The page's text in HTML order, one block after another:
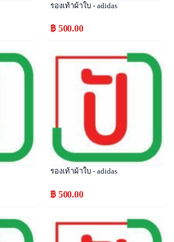
รองเท้าผ้าใบ - adidas
฿ 500.00
Popular
รองเท้าผ้าใบ - adidas
฿ 500.00
Popular